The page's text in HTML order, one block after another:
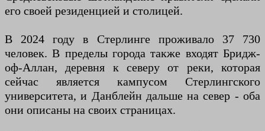
его своей резиденцией и столицей.
В 2024 году в Стерлинге проживало 37 730
человек. В пределы города также входят Бридж-
оф-Аллан, деревня к северу от реки, которая
сейчас является кампусом Стерлингского
университета, и Данблейн дальше на север - оба
они описаны на своих страницах.